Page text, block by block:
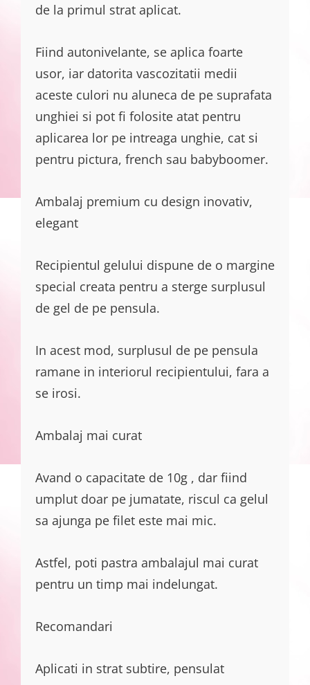
de la primul strat aplicat.
Fiind autonivelante, se aplica foarte
usor, iar datorita vascozitatii medii
aceste culori nu aluneca de pe suprafata
unghiei si pot fi folosite atat pentru
aplicarea lor pe intreaga unghie, cat si
pentru pictura, french sau babyboomer.
Ambalaj premium cu design inovativ,
elegant
Recipientul gelului dispune de o margine
special creata pentru a sterge surplusul
de gel de pe pensula.
In acest mod, surplusul de pe pensula
ramane in interiorul recipientului, fara a
se irosi.
Ambalaj mai curat
Avand o capacitate de 10g , dar fiind
umplut doar pe jumatate, riscul ca gelul
sa ajunga pe filet este mai mic.
Astfel, poti pastra ambalajul mai curat
pentru un timp mai indelungat.
Recomandari
Aplicati in strat subtire, pensulat